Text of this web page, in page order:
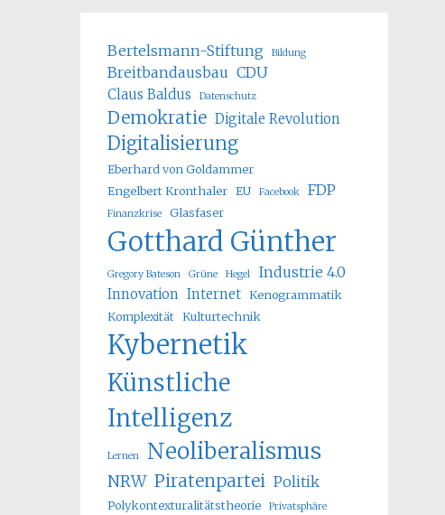
Bertelsmann-Stiftung Bildung
Breitbandausbau CDU
Claus Baldus Datenschutz
Demokratie Digitale Revolution
Digitalisierung
Eberhard von Goldammer
Engelbert Kronthaler EU Facebook FDP
Finanzkrise Glasfaser
Gotthard Günther
Gregory Bateson Grüne Hegel Industrie 4.0
Innovation Internet Kenogrammatik
Komplexität Kulturtechnik
Kybernetik
Künstliche
Intelligenz
Lernen Neoliberalismus
NRW Piratenpartei Politik
Polykontexturalitätstheorie Privatsphäre